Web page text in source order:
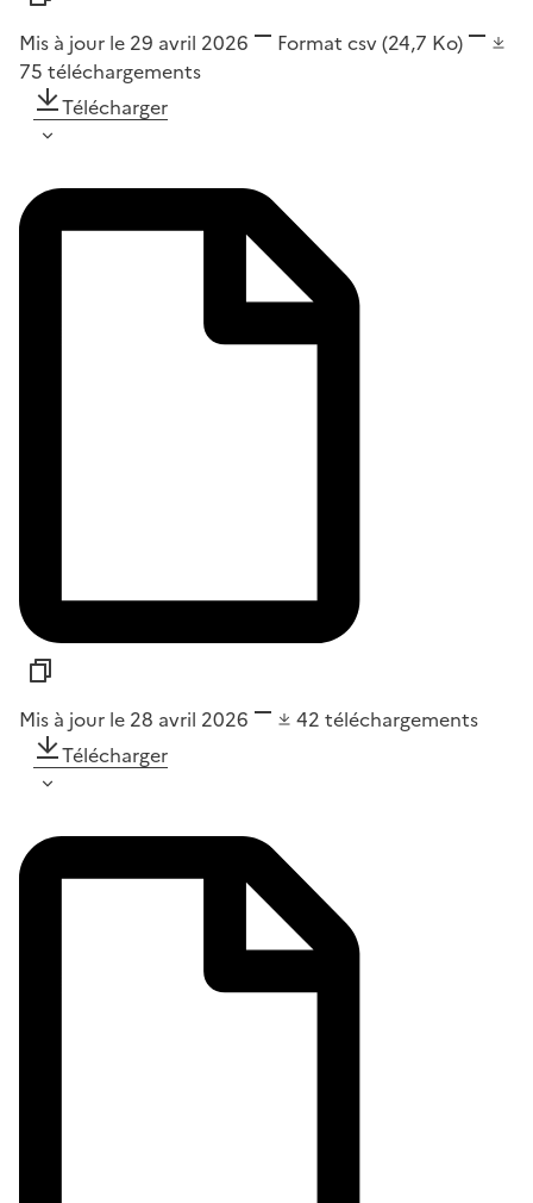
Mis à jour le 29 avril 2026 Format csv(24,7 Ko)
75 téléchargements
Télécharger
Mis à jour le 28 avril 2026 42 téléchargements
Télécharger